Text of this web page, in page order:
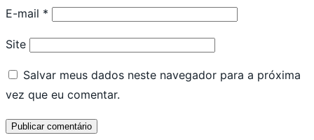
E-mail *
Site
Salvar meus dados neste navegador para a próxima
vez que eu comentar.